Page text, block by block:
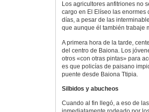
Los agricultores anfitriones no
cargo en El Elíseo las enormes
días, a pesar de las
que aunque él también trabaje
A primera hora de la tarde,
del centro de Baiona. Los
otros «con otras pintas» para
es que policías de paisano
puente desde Baiona Ttipia.
Silbidos y abucheos
Cuando al fin llegó, a eso de